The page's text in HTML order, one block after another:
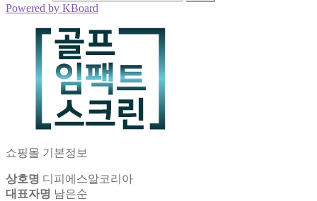
Powered by KBoard
쇼핑몰 기본정보
상호명 디피에스알코리아
대표자명 남은순